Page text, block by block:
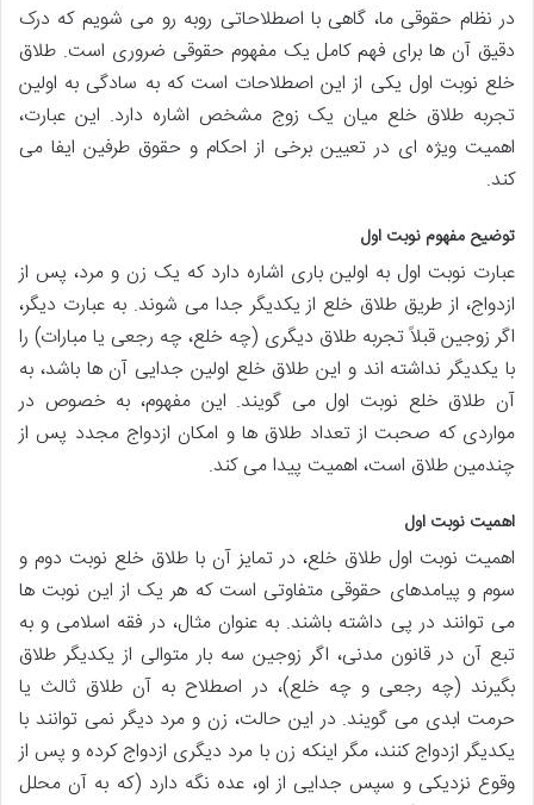
در نظام حقوقی ما، گاهی با اصطلاحاتی روبه رو می شویم که درک
دقیق آن ها برای فهم کامل یک مفهوم حقوقی ضروری است. طلاق
خلع نوبت اول یکی از این اصطلاحات است که به سادگی به اولین
تجربه طلاق خلع میان یک زوج مشخص اشاره دارد. این عبارت،
اهمیت ویژه ای در تعیین برخی از احکام و حقوق طرفین ایفا می
کند.
توضیح مفهوم نوبت اول
عبارت نوبت اول به اولین باری اشاره دارد که یک زن و مرد، پس از
ازدواج، از طریق طلاق خلع از یکدیگر جدا می شوند. به عبارت دیگر،
اگر زوجین قبلاً تجربه طلاق دیگری (چه خلع، چه رجعی یا مبارات) را
با یکدیگر نداشته اند و این طلاق خلع اولین جدایی آن ها باشد، به
آن طلاق خلع نوبت اول می گویند. این مفهوم، به خصوص در
مواردی که صحبت از تعداد طلاق ها و امکان ازدواج مجدد پس از
چندمین طلاق است، اهمیت پیدا می کند.
اهمیت نوبت اول
اهمیت نوبت اول طلاق خلع، در تمایز آن با طلاق خلع نوبت دوم و
سوم و پیامدهای حقوقی متفاوتی است که هر یک از این نوبت ها
می توانند در پی داشته باشند. به عنوان مثال، در فقه اسلامی و به
تبع آن در قانون مدنی، اگر زوجین سه بار متوالی از یکدیگر طلاق
بگیرند (چه رجعی و چه خلع)، در اصطلاح به آن طلاق ثالث یا
حرمت ابدی می گویند. در این حالت، زن و مرد دیگر نمی توانند با
یکدیگر ازدواج کنند، مگر اینکه زن با مرد دیگری ازدواج کرده و پس از
وقوع نزدیکی و سپس جدایی از او، عده نگه دارد (که به آن محلل